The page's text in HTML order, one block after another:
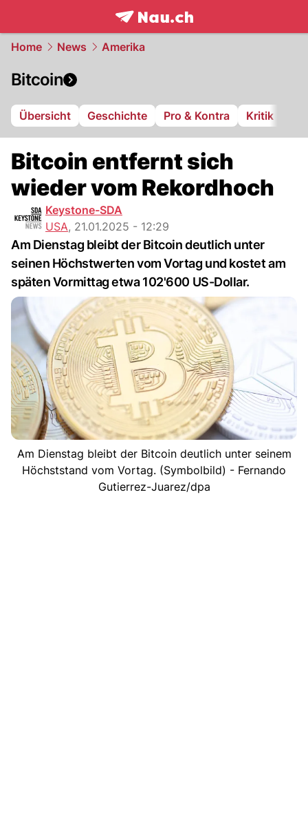
frontpage.NAU.ch
Home News Amerika
Bitcoin
Übersicht Geschichte Pro & Kontra Kritik
Bitcoin entfernt sich
wieder vom Rekordhoch
Keystone-SDA
USA, 21.01.2025 - 12:29
Am Dienstag bleibt der Bitcoin deutlich unter
seinen Höchstwerten vom Vortag und kostet am
späten Vormittag etwa 102'600 US-Dollar.
Am Dienstag bleibt der Bitcoin deutlich unter seinem
Höchststand vom Vortag. (Symbolbild) - Fernando
Gutierrez-Juarez/dpa